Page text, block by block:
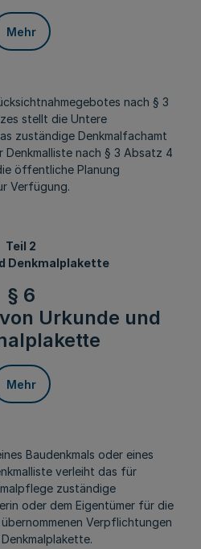
Mehr
nach § 3
stellt die Untere
zuständige Denkmalfachamt
Denkmalliste nach § 3 Absatz 4
öffentliche Planung
Verfügung.
Teil 2
Denkmalplakette
§ 6
Urkunde und
Mehr
Baudenkmals oder eines
verleiht das für
zuständige
oder dem Eigentümer für die
Verpflichtungen